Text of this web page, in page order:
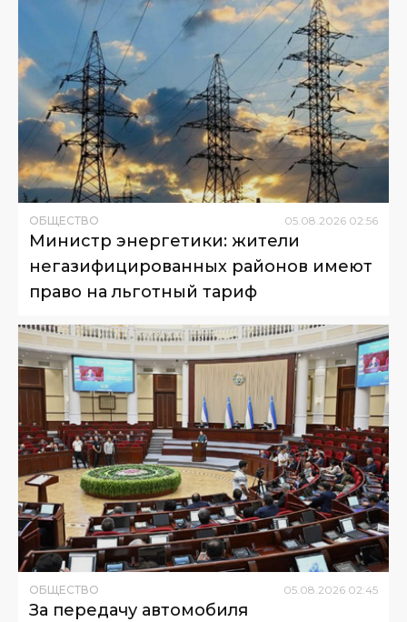
ОБЩЕСТВО 05 08 2026 02:56
Министр энергетики: жители
негазифицированных районов имеют
право на льготный тариф
ОБЩЕСТВО 05.08.2026 02:45
За передачу автомобиля